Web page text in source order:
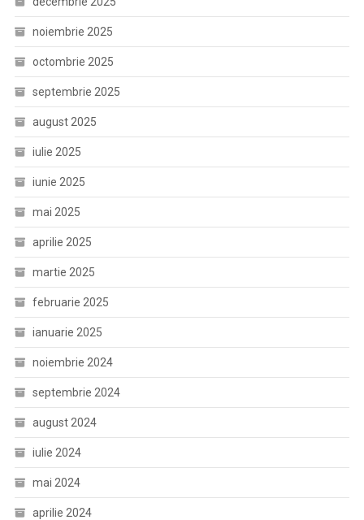
noiembrie 2025
octombrie 2025
septembrie 2025
august 2025
iulie 2025
iunie 2025
mai 2025
aprilie 2025
martie 2025
februarie 2025
ianuarie 2025
noiembrie 2024
septembrie 2024
august 2024
iulie 2024
mai 2024
aprilie 2024